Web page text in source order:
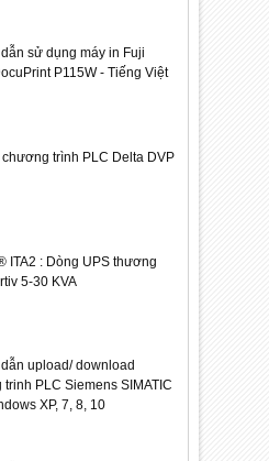
sử dụng máy in Fuji
P115W - Tiếng Việt
trình PLC Delta DVP
ITA2 : Dòng UPS thương
5-30 KVA
upload/ download
PLC Siemens SIMATIC
XP, 7, 8, 10